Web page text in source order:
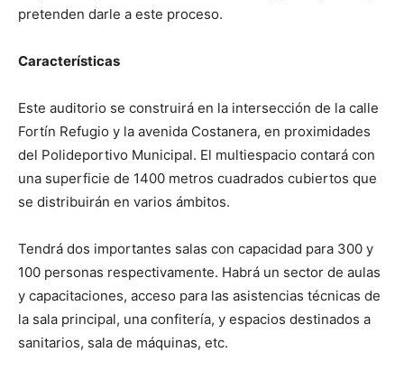
pretenden darle a este proceso.
Características
Este auditorio se construirá en la intersección de la calle
Fortín Refugio y la avenida Costanera, en proximidades
del Polideportivo Municipal. El multiespacio contará con
una superficie de 1400 metros cuadrados cubiertos que
se distribuirán en varios ámbitos.
Tendrá dos importantes salas con capacidad para 300 y
100 personas respectivamente. Habrá un sector de aulas
y capacitaciones, acceso para las asistencias técnicas de
la sala principal, una confitería, y espacios destinados a
sanitarios, sala de máquinas, etc.